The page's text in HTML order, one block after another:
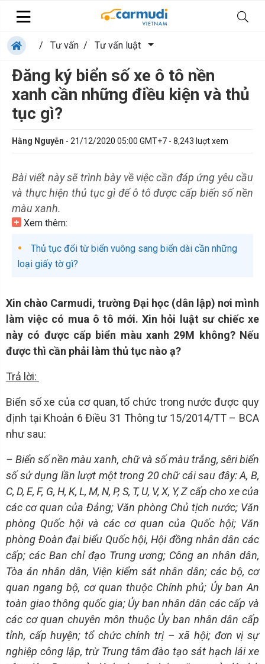
/ Tư vấn / Tư vấn luật
Đăng ký biển số xe ô tô nền
xanh cần những điều kiện và thủ
tục gì?
Hằng Nguyễn - 21/12/2020 05:00 GMT+7 - 8,243 luợt xem
Bài viết này sẽ trình bày về việc cần đáp ứng yêu cầu
và thực hiện thủ tục gì để ô tô được cấp biến số nền
màu xanh.
Xem thêm:
Thủ tục đổi từ biển vuông sang biển dài cần những
loại giấy tờ gì?
Xin chào Carmudi, trường Đại học (dân lập) nơi mình
làm việc có mua ô tô mới. Xin hỏi luật sư chiếc xe
này có được cấp biển màu xanh 29M không? Nếu
được thì cần phải làm thủ tục nào ạ?
Trả lời:
Biển số xe của cơ quan, tổ chức trong nước được quy
định tại Khoản 6 Điều 31 Thông tư 15/2014/TT – BCA
như sau:
– Biển số nền màu xanh, chữ và số màu trắng, sêri biển
số sử dụng lần lượt một trong 20 chữ cái sau đây: A, B,
C, D, E, F, G, H, K, L, M, N, P, S, T, U, V, X, Y, Z cấp cho xe của
các cơ quan của Đảng; Văn phòng Chủ tịch nước; Văn
phòng Quốc hội và các cơ quan của Quốc hội; Văn
phòng Đoàn đại biểu Quốc hội, Hội đồng nhân dân các
cấp; các Ban chỉ đạo Trung ương; Công an nhân dân,
Tòa án nhân dân, Viện kiểm sát nhân dân; các bộ, cơ
quan ngang bộ, cơ quan thuộc Chính phủ; Ủy ban An
toàn giao thông quốc gia; Ủy ban nhân dân các cấp và
các cơ quan chuyên môn thuộc Ủy ban nhân dân cấp
tỉnh, cấp huyện; tổ chức chính trị – xã hội; đơn vị sự
nghiệp công lập, trừ Trung tâm đào tạo sát hạch lái xe